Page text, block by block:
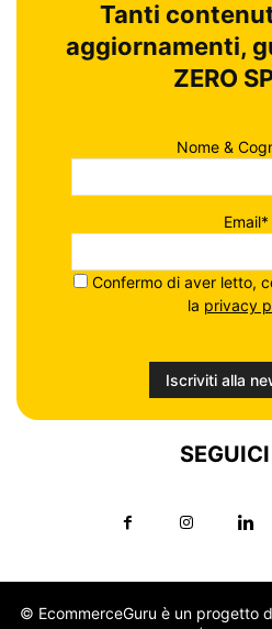
Tanti
aggiornamenti,
ZERO
Nome &
Email*
Confermo di aver letto,
la privacy
© EcommerceGuru è un progetto